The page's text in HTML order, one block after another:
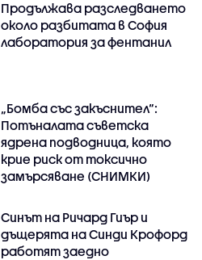
Продължава разследването
около разбитата в София
лаборатория за фентанил
„Бомба със закъснител“:
Потъналата съветска
ядрена подводница, която
крие риск от токсично
замърсяване (СНИМКИ)
Синът на Ричард Гиър и
дъщерята на Синди Крофорд
работят заедно